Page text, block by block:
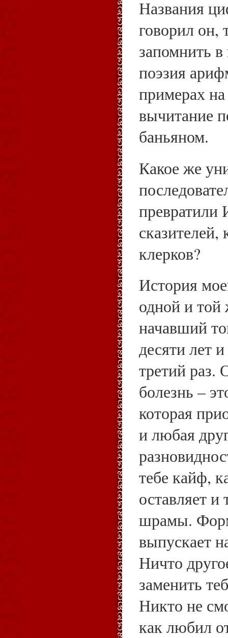
Названия
говорил он,
запомнить
поэзия
примерах
вычитание
баньяном.
Какое же
превратили
клерков?
История
одной и той
начавший
десяти лет
третий раз.
болезнь –
которая
и любая
тебе кайф,
оставляет и
шрамы.
выпускает
Ничто
заменить
Никто не
как любил